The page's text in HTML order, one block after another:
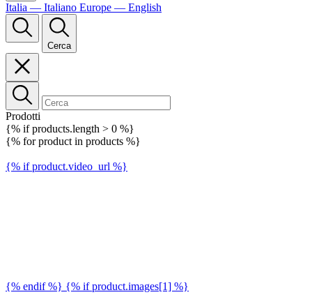
Italia — Italiano Europe — English
Cerca
Prodotti
{% if products.length > 0 %}
{% for product in products %}
{% if product.video_url %}
{% endif %} {% if product.images[1] %}